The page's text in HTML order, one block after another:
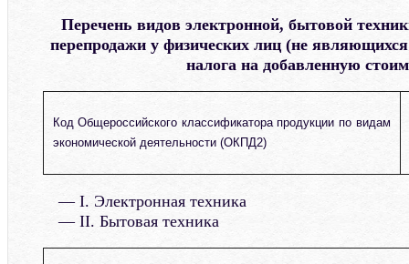
Перечень видов электронной, бытовой
перепродажи у физических лиц (не
налога на добавленную
Код Общероссийского классификатора продукции по видам
экономической деятельности (ОКПД2)
I. Электронная техника
II. Бытовая техника